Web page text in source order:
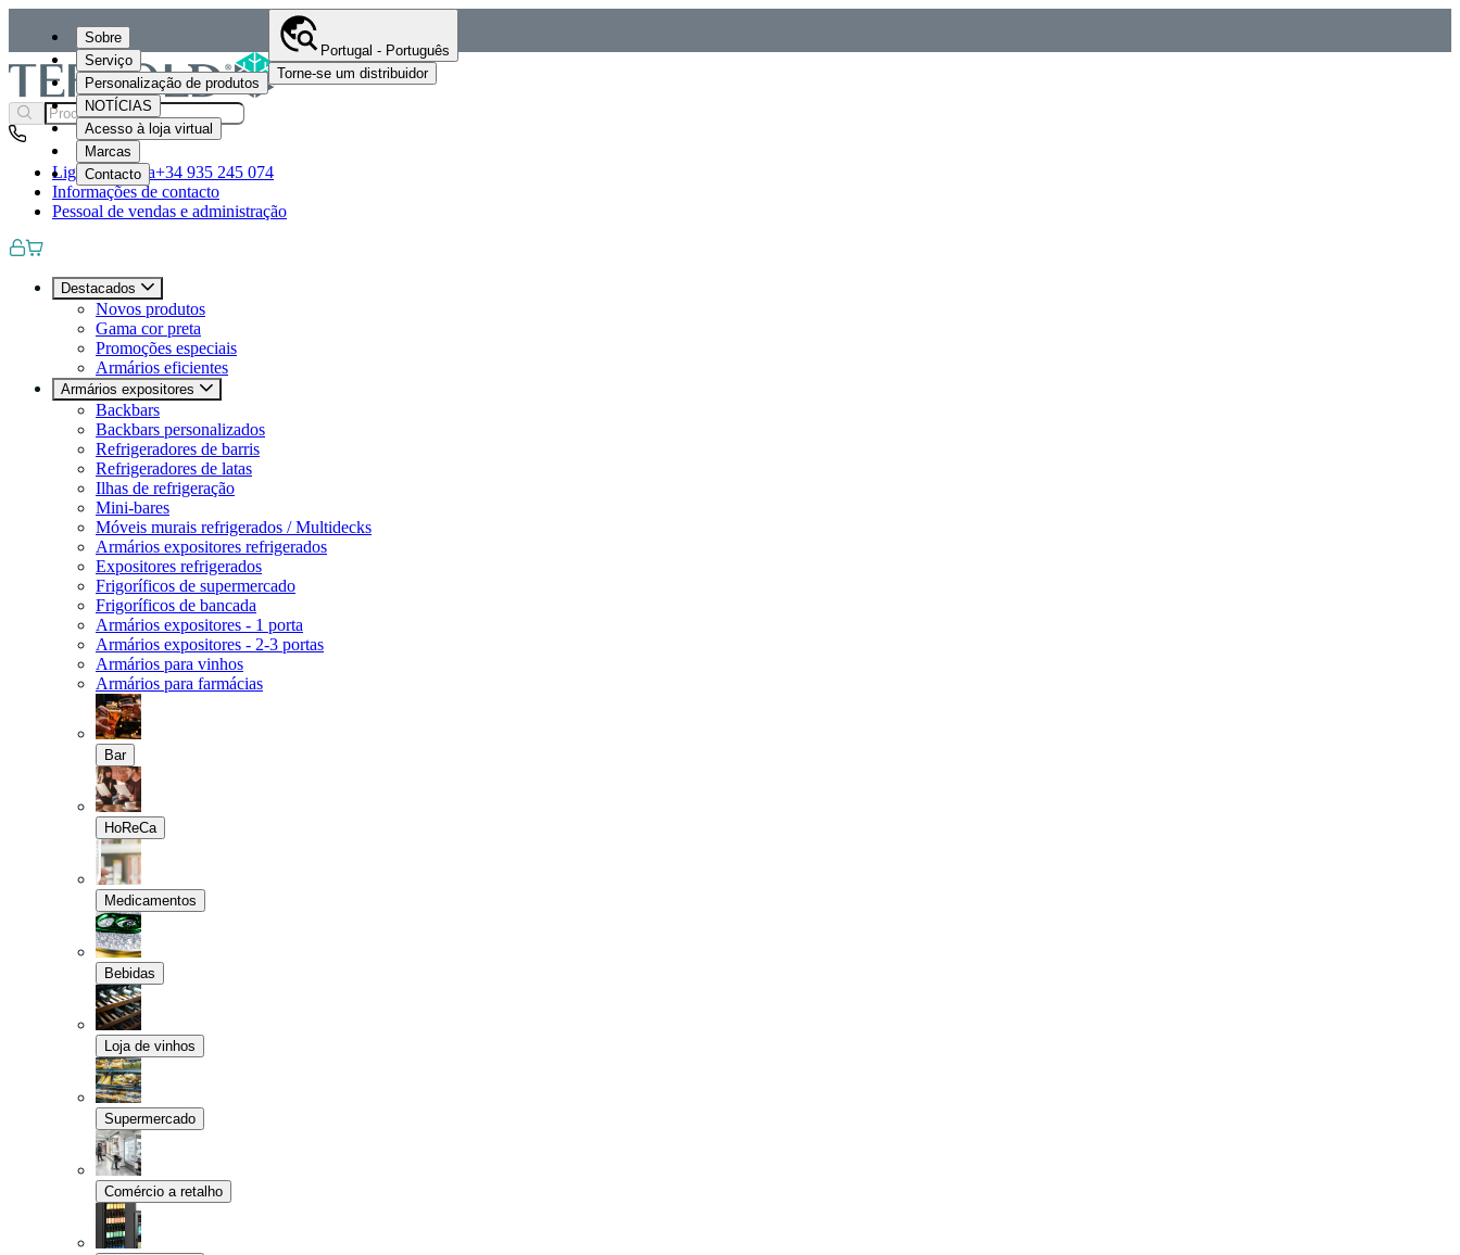
Sobre
Serviço
Personalização de produtos
NOTÍCIAS
Acesso à loja virtual
Marcas
Contacto
Portugal - Português
Torne-se um distribuidor
Ligue-nos para+34 935 245 074
Informações de contacto
Pessoal de vendas e administração
Destacados
Novos produtos
Gama cor preta
Promoções especiais
Armários eficientes
Armários expositores
Backbars
Backbars personalizados
Refrigeradores de barris
Refrigeradores de latas
Ilhas de refrigeração
Mini-bares
Móveis murais refrigerados / Multidecks
Armários expositores refrigerados
Expositores refrigerados
Frigoríficos de supermercado
Frigoríficos de bancada
Armários expositores - 1 porta
Armários expositores - 2-3 portas
Armários para vinhos
Armários para farmácias
Bar
HoReCa
Medicamentos
Bebidas
Loja de vinhos
Supermercado
Comércio a retalho